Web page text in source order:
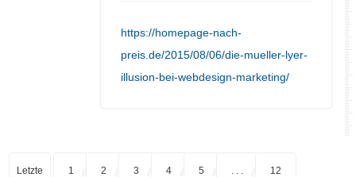
https://homepage-nach-
preis.de/2015/08/06/die-mueller-lyer-
illusion-bei-webdesign-marketing/
Letzte 1 2 3 4 5 12